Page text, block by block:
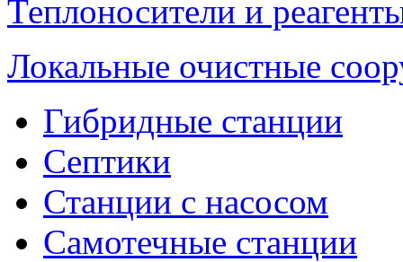
Теплоносители и
Локальные очистные
Гибридные станции
Септики
Станции с насосом
Самотечные станции